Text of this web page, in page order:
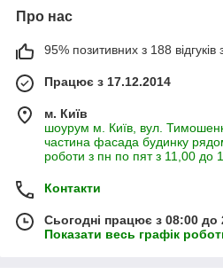
Про нас
95% позитивних з 188 відгуків
Працює з 17.12.2014
м. Київ
шоурум м. Київ, вул.
частина фасада будинку
роботи з пн по пят з 11,00 до
Контакти
Сьогодні працює з 08:00 до
Показати весь графік